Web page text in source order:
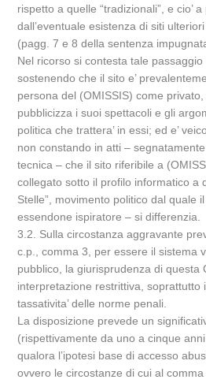
rispetto a quelle “tradizionali”, e cio’
dall’eventuale esistenza di siti
(pagg. 7 e 8 della sentenza
Nel ricorso si contesta tale passaggio
sostenendo che il sito e’
persona del (OMISSIS) come
pubblicizza i suoi spettacoli e gli
politica che trattera’ in essi; ed e’
non constando in atti –
tecnica – che il sito riferibile a
collegato sotto il profilo informatico a
Stelle”, movimento politico dal quale
essendone ispiratore – si differenzia.
3.2. Sulla circostanza aggravante
c.p., comma 3, per essere il sistema
pubblico, la giurisprudenza di questa
interpretazione restrittiva, soprattutto
tassativita’ delle norme penali.
La disposizione prevede un
(rispettivamente da uno a cinque
qualora l’ipotesi base di accesso
ovvero le circostanze di cui al